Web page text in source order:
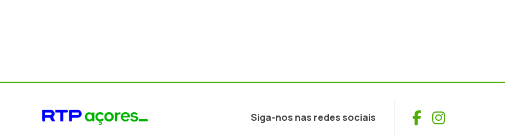
Siga-nos nas redes sociais Facebook
Instagram